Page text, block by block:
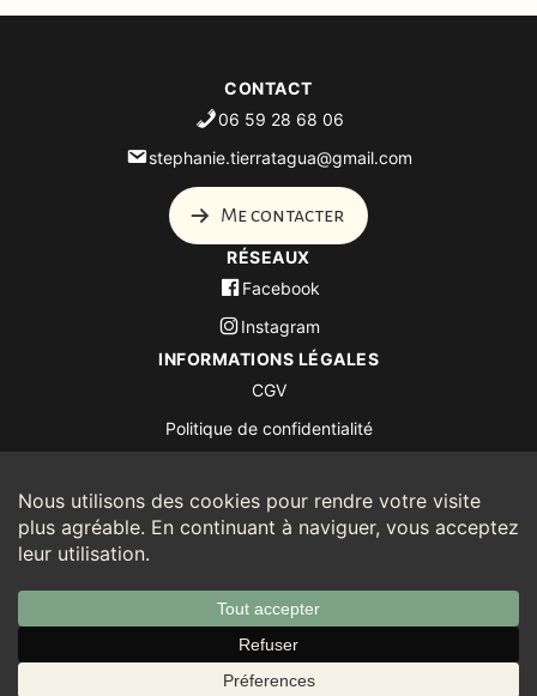
Alternative:
INFORMATIONS LÉGALES
CGV
Politique de confidentialité
RÉSEAUX
Facebook
Instagram
CONTACT
06 59 28 68 06
stephanie.tierratagua@gmail.com
Me contacter
© 2026 Tierra Tagua - Thème WordPress
Kadence WP